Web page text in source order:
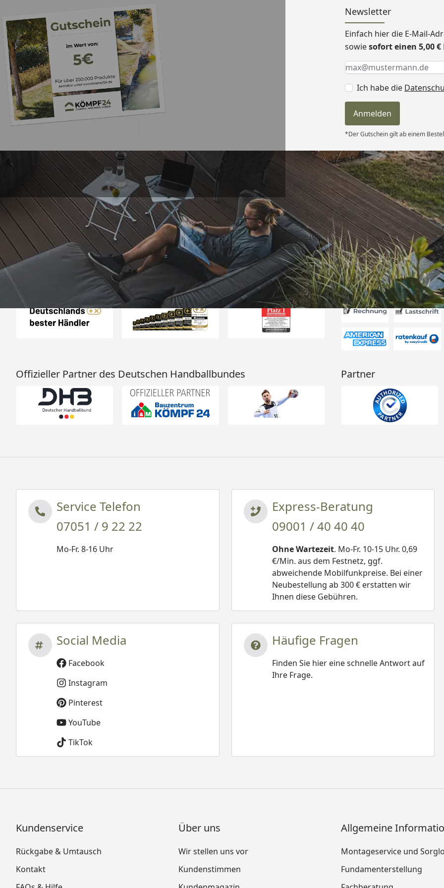
Newsletter
Einfach hier die E-Mail-
sowiesofort einen 5,00
Keine Eingabe erforderlich
Eingabe erforderlich
E-Mail *
Ich habe die
Anmelden
*Der Gutschein gilt ab einem
Trusted Shops
4,81/ 5
25.974 Bewertungen
„Hervorragend schnelle Lieferung.
Die Ware war natürlich im
perfekten Zustand. Ich werde die
nächsten Tage wieder bestellen
Grüße an die Belegschaft gute
Arbeit👍🏾👍🏾“
08.08.2026
Versand
Auszeichnungen Akzeptierte
Offizieller Partner des Deutschen Handballbundes Partner
Service Telefon
07051 / 9 22 22
Mo-Fr. 8-16 Uhr
Express-Beratung
09001 / 40 40 40
Ohne Wartezeit. Mo-Fr. 10-15 Uhr. 0,69
€/Min. aus dem Festnetz, ggf.
abweichende Mobilfunkpreise. Bei einer
Neubestellung ab 300 € erstatten wir
Ihnen diese Gebühren.
Social Media
Facebook
Instagram
Pinterest
YouTube
TikTok
Häufige Fragen
Finden Sie hier eine schnelle Antwort auf
Ihre Frage.
Kundenservice
Rückgabe & Umtausch
Kontakt
Über uns
Wir stellen uns vor
Kundenstimmen
Allgemeine
Montageservice und
Fundamenterstellung